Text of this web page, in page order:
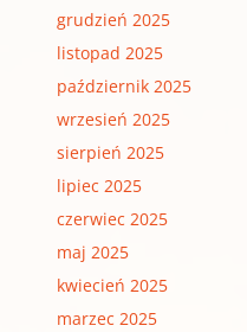
grudzień 2025
listopad 2025
październik 2025
wrzesień 2025
sierpień 2025
lipiec 2025
czerwiec 2025
maj 2025
kwiecień 2025
marzec 2025